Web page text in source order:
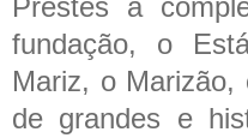
Prestes a
fundação, o
Mariz, o
de grandes e